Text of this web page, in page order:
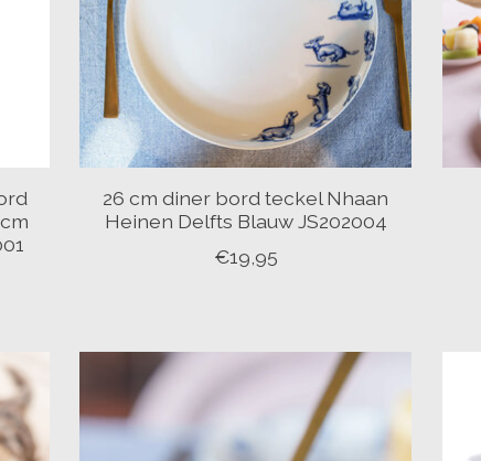
26 cm diner bord teckel Nhaan
Heinen Delfts Blauw JS202004
€19,95